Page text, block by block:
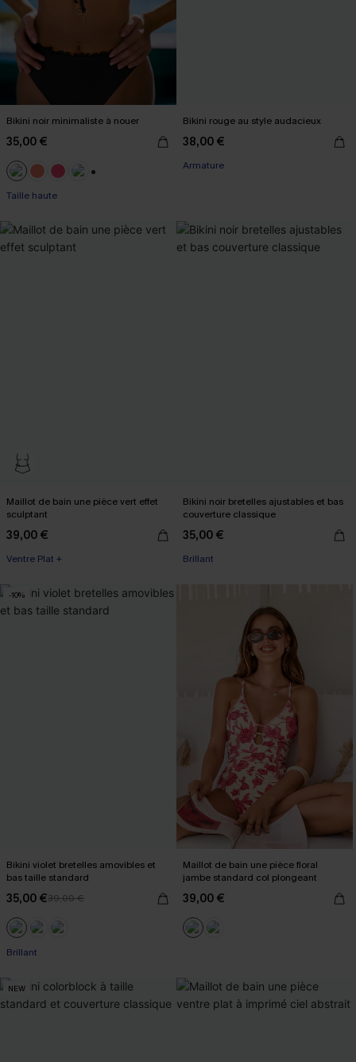
Bikini noir minimaliste à nouer
35,00 €
Taille haute
Bikini rouge au style audacieux
38,00 €
Armature
Maillot de bain une pièce vert effet
sculptant
39,00 €
Ventre Plat +
Bikini noir bretelles ajustables et bas
couverture classique
35,00 €
Brillant
-10%
Bikini violet bretelles amovibles et
bas taille standard
35,00 €39,00 €
Brillant
Maillot de bain une pièce floral
jambe standard col plongeant
39,00 €
NEW